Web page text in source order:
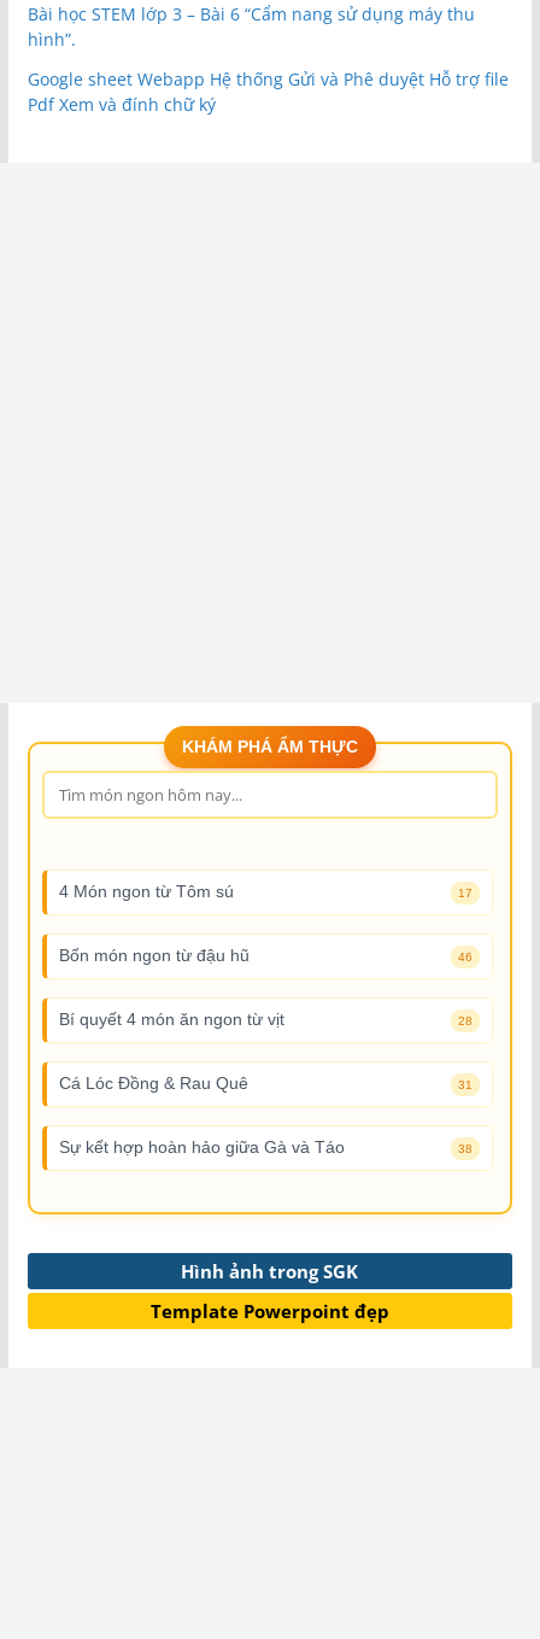
Bài học STEM lớp 3 – Bài 6 “Cẩm nang sử dụng máy thu
hình”.
Google sheet Webapp Hệ thống Gửi và Phê duyệt Hỗ trợ file
Pdf Xem và đính chữ ký
KHÁM PHÁ ẨM THỰC
4 Món ngon từ Tôm sú 17
Bốn món ngon từ đậu hũ 46
Bí quyết 4 món ăn ngon từ vịt 28
Cá Lóc Đồng & Rau Quê 31
Sự kết hợp hoàn hảo giữa Gà và Táo 38
Hình ảnh trong SGK
Template Powerpoint đẹp